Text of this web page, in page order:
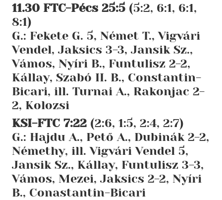
11.30 FTC-Pécs 25:5(5:2, 6:1, 6:1,
8:1)
G.: Fekete G. 5, Német T., Vigvári
Vendel, Jaksics 3-3, Jansik Sz.,
Vámos, Nyíri B., Funtulisz 2-2,
Kállay, Szabó II. B., Constantin-
Bicari, ill. Turnai A., Rakonjac 2-
2, Kolozsi
KSI-FTC 7:22 (2:6, 1:5, 2:4, 2:7)
G.: Hajdu A., Pető A., Dubinák 2-2,
Némethy, ill. Vigvári Vendel 5,
Jansik Sz., Kállay, Funtulisz 3-3,
Vámos, Mezei, Jaksics 2-2, Nyíri
B., Conastantin-Bicari